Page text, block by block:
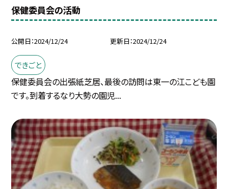
保健委員会の活動
公開日 2024/12/24 更新日 2024/12/24
できごと
保健委員会の出張紙芝居、最後の訪問は東一の江こども園
です。到着するなり大勢の園児...